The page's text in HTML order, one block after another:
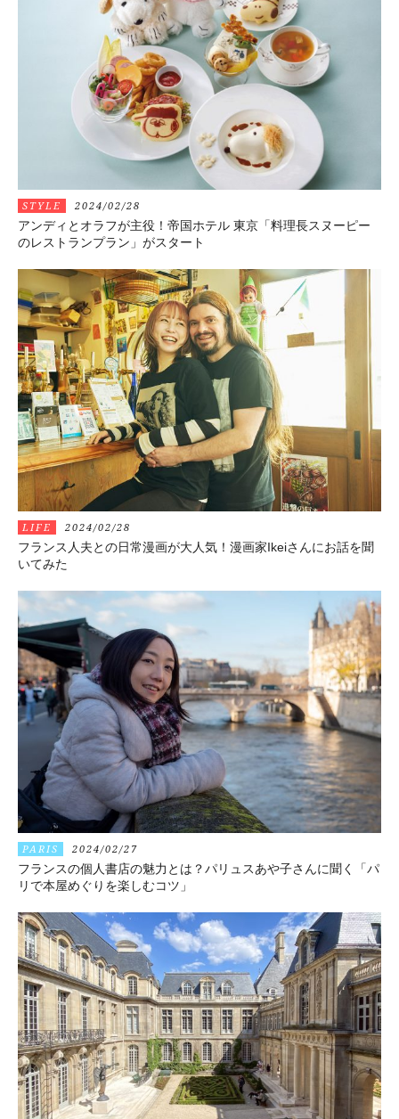
STYLE 2024/02/28
アンディとオラフが主役！帝国ホテル 東京「料理長スヌーピー
のレストランプラン」がスタート
LIFE 2024/02/28
フランス人夫との日常漫画が大人気！漫画家Ikeiさんにお話を聞
いてみた
PARIS 2024/02/27
フランスの個人書店の魅力とは？パリュスあや子さんに聞く「パ
リで本屋めぐりを楽しむコツ」